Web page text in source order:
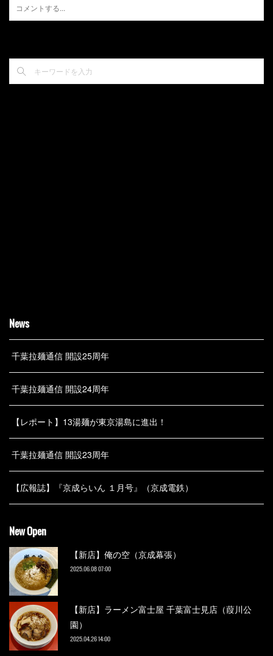
News
千葉拉麺通信 開設25周年
千葉拉麺通信 開設24周年
【レポート】13湯麺が東京湯島に進出！
千葉拉麺通信 開設23周年
【広報誌】『京成らいん １月号』（京成電鉄）
New Open
【新店】俺の空（京成幕張）
2025.06.08 07:00
【新店】ラーメン富士屋 千葉富士見店（葭川公
園）
2025.04.26 14:00